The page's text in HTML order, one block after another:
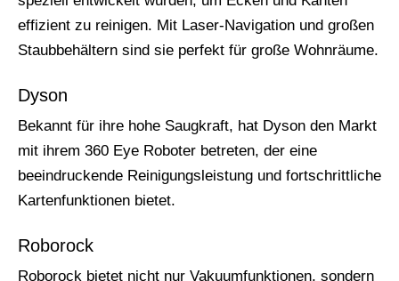
effizient zu reinigen. Mit Laser-Navigation und großen
Staubbehältern sind sie perfekt für große Wohnräume.
Dyson
Bekannt für ihre hohe Saugkraft, hat Dyson den Markt
mit ihrem 360 Eye Roboter betreten, der eine
beeindruckende Reinigungsleistung und fortschrittliche
Kartenfunktionen bietet.
Roborock
Roborock bietet nicht nur Vakuumfunktionen, sondern